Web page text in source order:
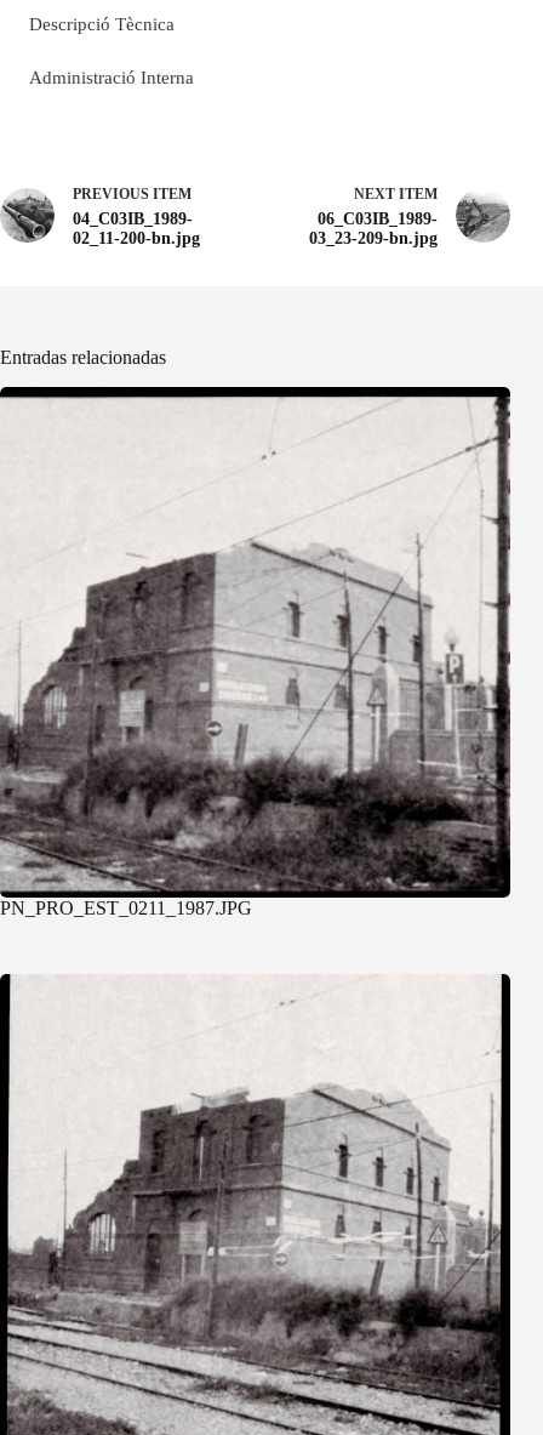
Descripció Tècnica
Administració Interna
PREVIOUS ITEM
04_C03IB_1989-
02_11-200-bn.jpg
NEXT ITEM
06_C03IB_1989-
03_23-209-bn.jpg
Entradas relacionadas
PN_PRO_EST_0211_1987.JPG